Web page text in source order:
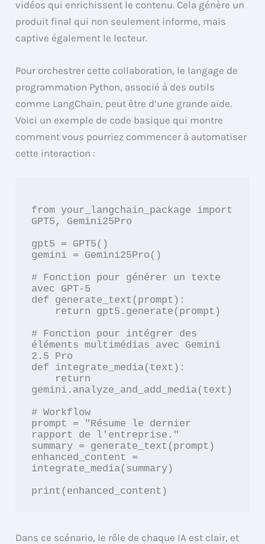
vidéos qui enrichissent le contenu. Cela génère un
produit final qui non seulement informe, mais
captive également le lecteur.
Pour orchestrer cette collaboration, le langage de
programmation Python, associé à des outils
comme LangChain, peut être d’une grande aide.
Voici un exemple de code basique qui montre
comment vous pourriez commencer à automatiser
cette interaction :
from your_langchain_package import
GPT5, Gemini25Pro
gpt5 = GPT5()
gemini = Gemini25Pro()
# Fonction pour générer un texte
avec GPT-5
def generate_text(prompt):
# Fonction pour intégrer des
éléments multimédias avec Gemini
2.5 Pro
def integrate_media(text):
gemini.analyze_and_add_media(text)
# Workflow
prompt = "Résume le dernier
rapport de l'entreprise."
summary = generate_text(prompt)
enhanced_content =
integrate_media(summary)
Dans ce scénario, le rôle de chaque IA est clair, et